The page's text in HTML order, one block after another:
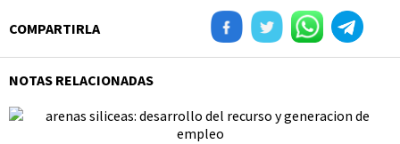
COMPARTIRLA
NOTAS RELACIONADAS